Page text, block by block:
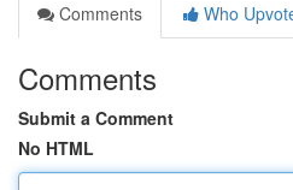
Comments
Who
Comments
Submit a Comment
No HTML